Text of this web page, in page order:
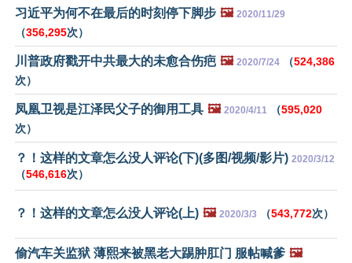
习近平为何不在最后的时刻停下脚步 🖼️ 2020/11/29
（356,295次）
川普政府戳开中共最大的未愈合伤疤 🖼️ 2020/7/24 （524,386
次）
凤凰卫视是江泽民父子的御用工具 🖼️ 2020/4/11 （595,020
次）
？！这样的文章怎么没人评论(下)(多图/视频/影片) 2020/3/12
（546,616次）
？！这样的文章怎么没人评论(上) 🖼️ 2020/3/3 （543,772次）
偷汽车关监狱 薄熙来被黑老大踢肿肛门 服帖喊爹 🖼️